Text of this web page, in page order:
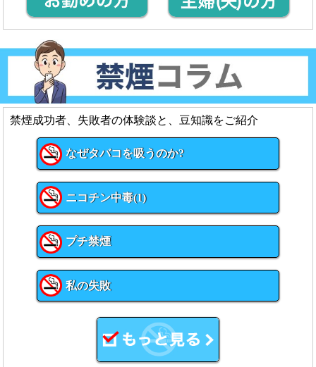
禁煙成功者、失敗者の体験談と、豆知識をご紹介
なぜタバコを吸うのか?
ニコチン中毒(1)
プチ禁煙
私の失敗